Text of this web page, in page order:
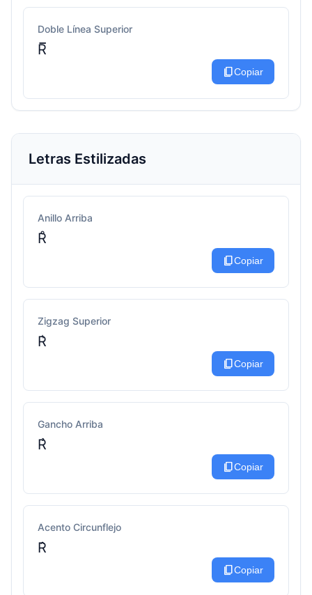
Doble Línea Superior
R̅̅
content_copyCopiar
Letras Estilizadas
Anillo Arriba
R̊
content_copyCopiar
Zigzag Superior
R͛
content_copyCopiar
Gancho Arriba
R̉
content_copyCopiar
Acento Circunflejo
R̂
content_copyCopiar